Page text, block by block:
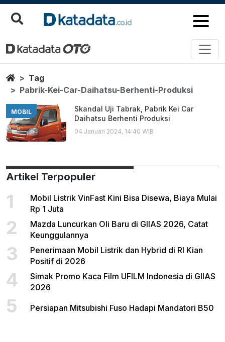
Pabrik Kei Car Daihatsu
Berita Terbaru
HomeTag
Pabrik-Kei-Car-Daihatsu-Berhenti-Produksi
MOBIL
Skandal Uji Tabrak, Pabrik Kei Car
Daihatsu Berhenti Produksi
04 Januari 2024, 14:40 WIB
Artikel Terpopuler
1
Mobil Listrik VinFast Kini Bisa Disewa, Biaya Mulai
Rp 1 Juta
2
Mazda Luncurkan Oli Baru di GIIAS 2026, Catat
Keunggulannya
3
Penerimaan Mobil Listrik dan Hybrid di RI Kian
Positif di 2026
4
Simak Promo Kaca Film UFILM Indonesia di GIIAS
2026
5 Persiapan Mitsubishi Fuso Hadapi Mandatori B50